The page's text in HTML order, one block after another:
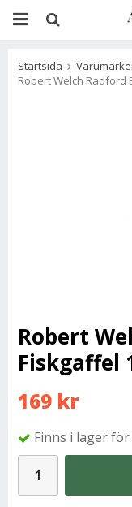
Startsida
Robert Welch Radford
Robert
Fiskgaffel
169 kr
Finns i lager